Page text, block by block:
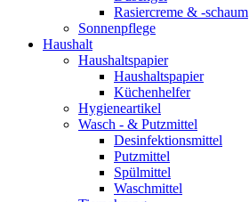
Rasiercreme & -schaum
Sonnenpflege
Haushalt
Haushaltspapier
Haushaltspapier
Küchenhelfer
Hygieneartikel
Wasch - & Putzmittel
Desinfektionsmittel
Putzmittel
Spülmittel
Waschmittel